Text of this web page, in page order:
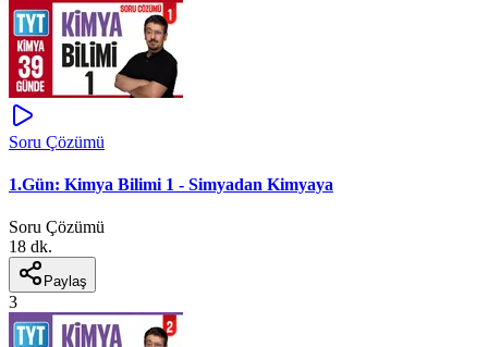
Soru Çözümü
1.Gün: Kimya Bilimi 1 - Simyadan Kimyaya
Soru Çözümü
18 dk.
Paylaş
3